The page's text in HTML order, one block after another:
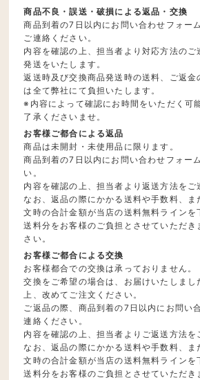
商品不良・誤送・破損による返品・交換
商品到着の7日以内にお問い合わせフォー
ご連絡ください。
内容を確認の上、担当者より対応方法のご
発送をいたします。
返送時及び交換商品発送時の送料、ご返金
は全て弊社にて負担いたします。
※内容によって確認にお時間をいただく可
了承くださいませ。
お客様ご都合による返品
商品は未開封・未使用品に限ります。
商品到着の7日以内にお問い合わせフォー
い。
内容を確認の上、担当者より返送方法をご
なお、返品の際にかかる送料や手数料、ま
文時の合計金額が当店の送料無料ラインを
送料分をお客様のご負担とさせていただき
さい。
お客様ご都合による交換
お客様都合での交換は承っておりません。
交換をご希望の場合は、お届けいたしまし
上、改めてご注文ください。
ご返品の際、商品到着の7日以内にお問い
連絡ください。
内容を確認の上、担当者よりご返送方法を
なお、返品の際にかかる送料や手数料、ま
文時の合計金額が当店の送料無料ラインを
送料分をお客様のご負担とさせていただき